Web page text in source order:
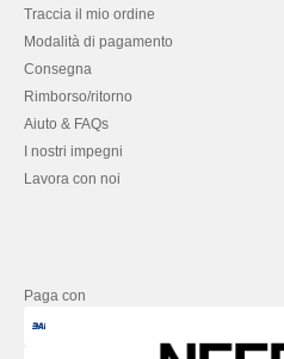
Traccia il mio ordine
Modalità di pagamento
Consegna
Rimborso/ritorno
Aiuto & FAQs
I nostri impegni
Lavora con noi
Paga con